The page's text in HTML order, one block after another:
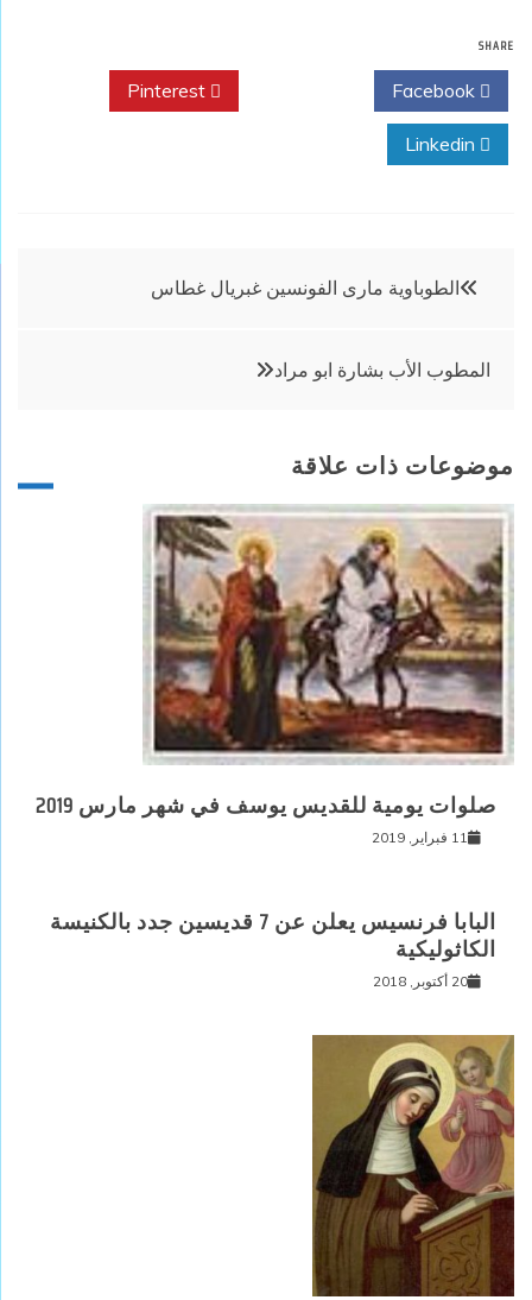
SHARE
تصفّح
المقالات
الطوباوية مارى الفونسين غبريال غطاس
المطوب الأب بشارة ابو مراد
موضوعات ذات علاقة
صلوات يومية للقديس يوسف في شهر مارس 2019
11 فبراير, 2019
البابا فرنسيس يعلن عن 7 قديسين جدد بالكنيسة
الكاثوليكية
20 أكتوبر, 2018